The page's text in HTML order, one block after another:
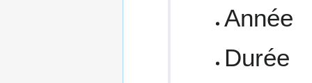
Année
Durée